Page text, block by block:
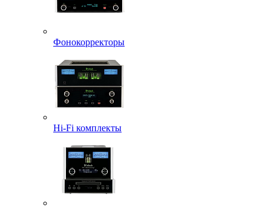
Фонокорректоры
Hi-Fi комплекты